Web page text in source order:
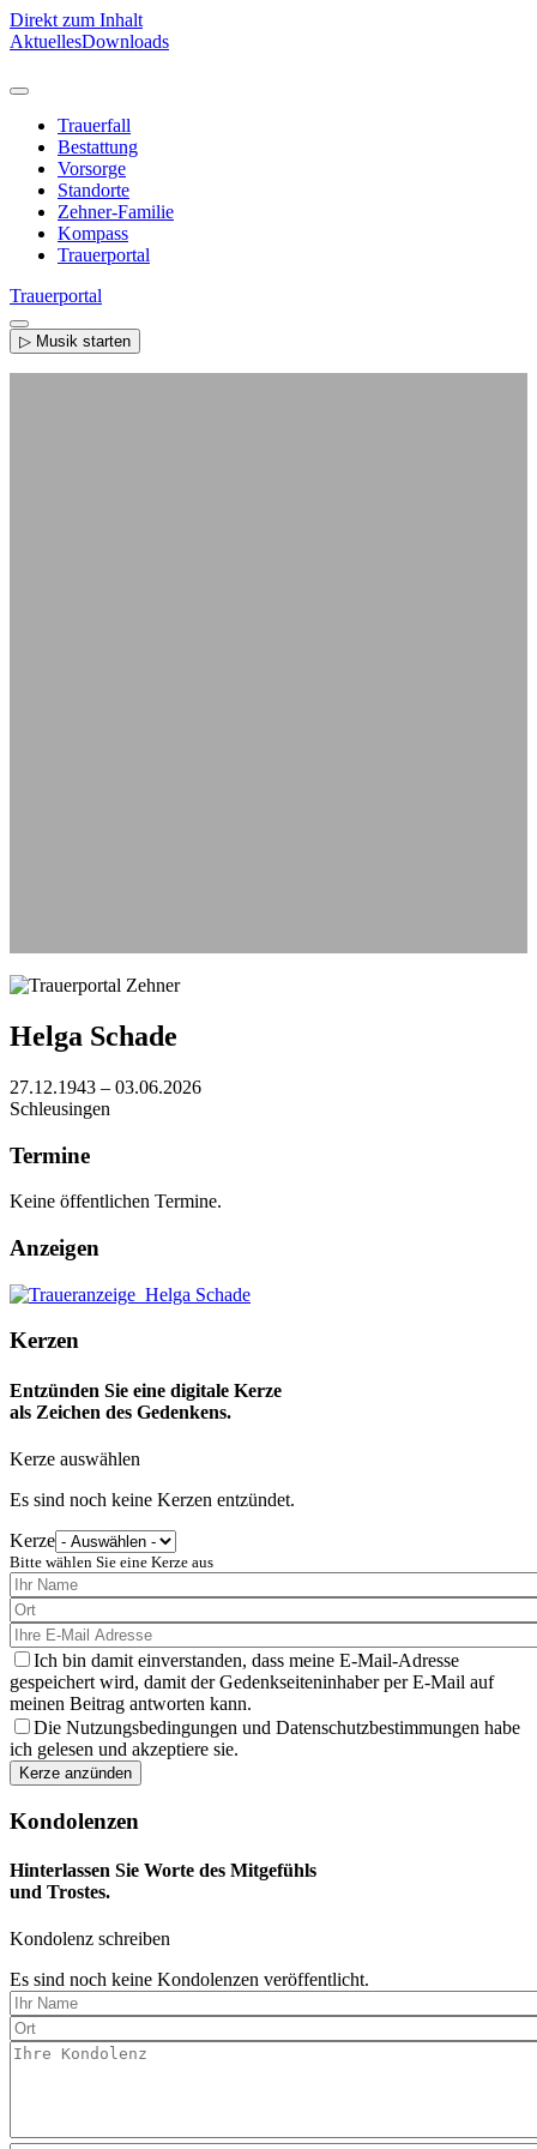
Direkt zum Inhalt
AktuellesDownloads
Trauerfall
Bestattung
Vorsorge
Standorte
Zehner-Familie
Kompass
Trauerportal
Trauerportal
▷ Musik starten
Helga Schade
27.12.1943 – 03.06.2026
Schleusingen
Termine
Keine öffentlichen Termine.
Anzeigen
Kerzen
Entzünden Sie eine digitale Kerze
als Zeichen des Gedenkens.
Kerze auswählen
Es sind noch keine Kerzen entzündet.
Kerze
Bitte wählen Sie eine Kerze aus
Ich bin damit einverstanden, dass meine E-Mail-Adresse
gespeichert wird, damit der Gedenkseiteninhaber per E-Mail auf
meinen Beitrag antworten kann.
Die Nutzungsbedingungen und Datenschutzbestimmungen habe
ich gelesen und akzeptiere sie.
Kondolenzen
Hinterlassen Sie Worte des Mitgefühls
und Trostes.
Kondolenz schreiben
Es sind noch keine Kondolenzen veröffentlicht.